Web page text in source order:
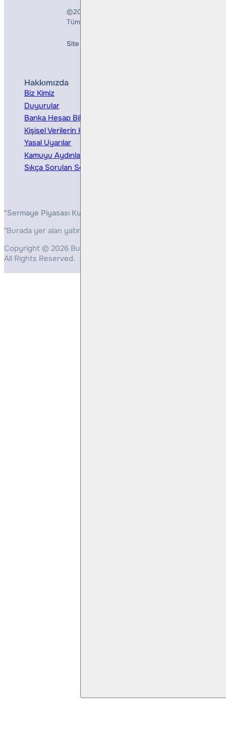
©2026
Tüm Hakları Saklıdır
Site Creation & Technology by
Hakkımızda
Biz Kimiz
Duyurular
Banka Hesap Bilgileri
Kişisel Verilerin Korunması
Yasal Uyarılar
Kamuyu Aydınlatma
Sıkça Sorulan Sorular
"Sermaye Piyasası Kurulunun, Yatırım Hizmetleri ve
"Burada yer alan yatırım bilgi, yorum ve tavsiyeleri yatırım
Copyright © 2026 Bulls Yatırım Menkul Değerler
All Rights Reserved.